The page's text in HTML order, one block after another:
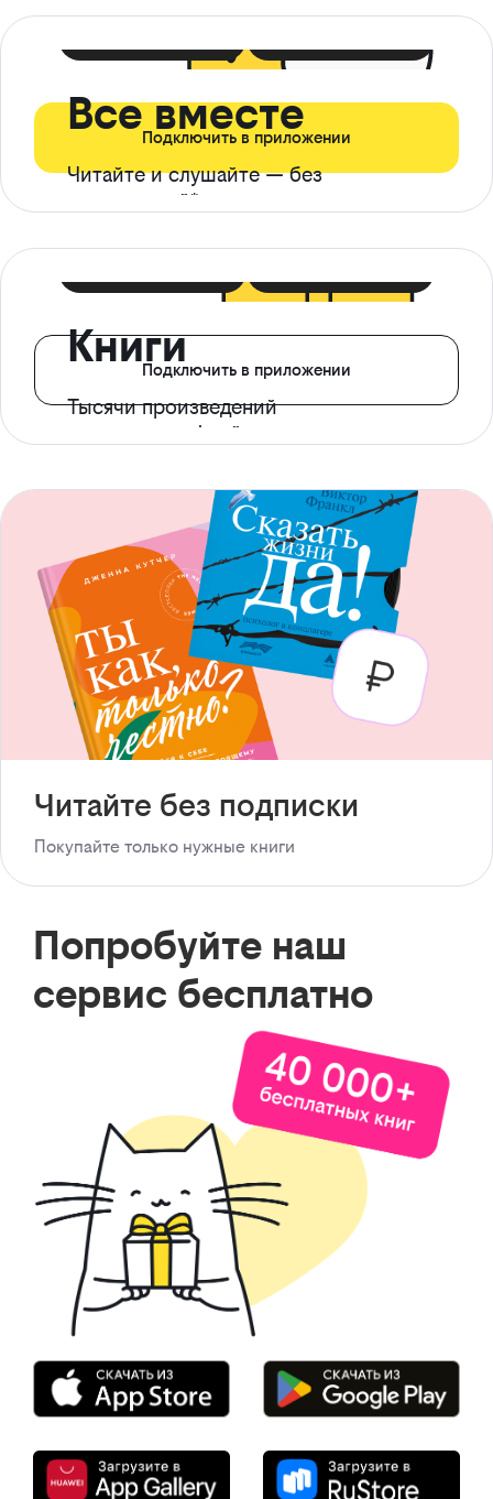
Все вместе
Читайте и слушайте — без
ограничений*
Подключить в приложении
Книги
Тысячи произведений
с доступом офлайн
Подключить в приложении
Читайте без подписки
Покупайте только нужные книги
Попробуйте наш
сервис бесплатно